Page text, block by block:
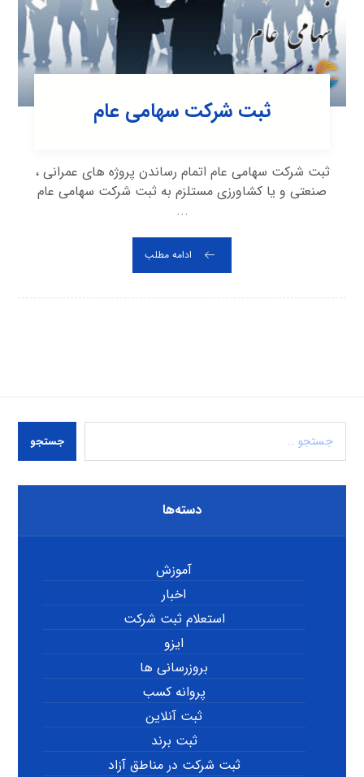
ثبت شرکت سهامی عام
ثبت شرکت سهامی عام اتمام رساندن پروژه های عمرانی ،
صنعتی و یا کشاورزی مستلزم به ثبت شرکت سهامی عام
...
ادامه مطلب
جستجو
دسته‌ها
آموزش
اخبار
استعلام ثبت شرکت
ایزو
بروزرسانی ها
پروانه کسب
ثبت آنلاین
ثبت برند
ثبت شرکت در مناطق آزاد